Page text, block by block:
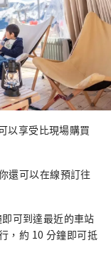
以享受比現場購買
還可以在線預訂往
可到達最近的車站
，約 10 分鐘即可抵